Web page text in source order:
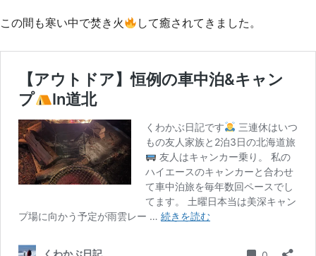
この間も寒い中で焚き火 して癒されてきました。